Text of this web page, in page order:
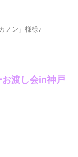
ノン」様様♪
お渡し会in神戸